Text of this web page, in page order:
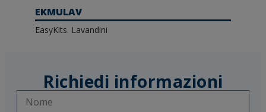
EKMULAV
EasyKits. Lavandini
Richiedi informazioni